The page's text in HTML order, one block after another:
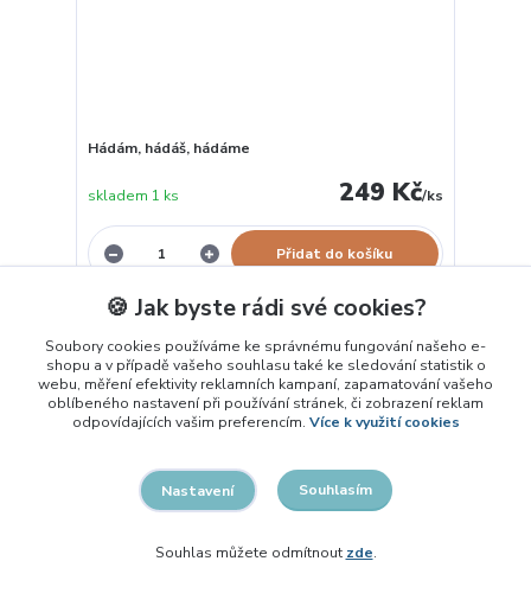
Hádám, hádáš, hádáme
249 Kč/ks
skladem 1 ks
Přidat do košíku
🍪 Jak byste rádi své cookies?
Soubory cookies používáme ke správnému fungování našeho e-
shopu a v případě vašeho souhlasu také ke sledování statistik o
webu, měření efektivity reklamních kampaní, zapamatování vašeho
oblíbeného nastavení při používání stránek, či zobrazení reklam
odpovídajících vašim preferencím. Více k využití cookies
Nastavení Souhlasím
Souhlas můžete odmítnout zde.